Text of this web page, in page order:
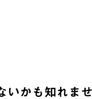
いかも知れま